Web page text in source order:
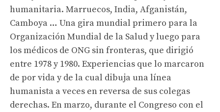
humanitaria. Marruecos, India, Afganistán,
Camboya … Una gira mundial primero para la
Organización Mundial de la Salud y luego para
los médicos de ONG sin fronteras, que dirigió
entre 1978 y 1980. Experiencias que lo marcaron
de por vida y de la cual dibuja una línea
humanista a veces en reversa de sus colegas
derechas. En marzo, durante el Congreso con el